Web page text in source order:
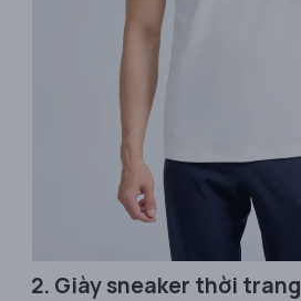
2. Giày sneaker thời trang